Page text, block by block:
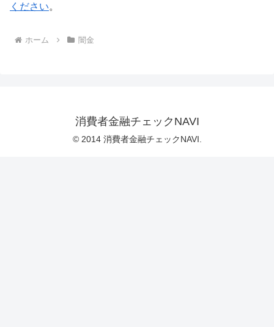
ください。
ホーム 闇金
消費者金融チェックNAVI
© 2014 消費者金融チェックNAVI.